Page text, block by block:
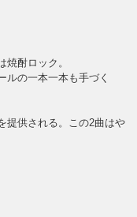
酎ロック。
ルの一本一本も手づく
提供される。この2曲はや